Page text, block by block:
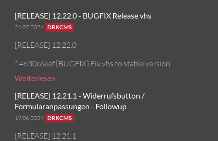
[RELEASE] 12.22.0 - BUGFIX Release vhs
21.07.2026 DRKCMS
[RELEASE] 12.22.0
* 4630c6eef [BUGFIX] Fix vhs to stable version
Weiterlesen
[RELEASE] 12.21.1 - Widerrufsbutton /
Formularanpassungen - Followup
19.06.2026 DRKCMS
[RELEASE] 12.21.1